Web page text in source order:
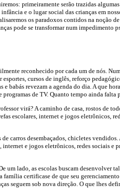
primeiramente serão trazidas
e o lugar social das crianças em
os paradoxos contidos na noção
pode se transformar num impedimento
reconhecido por cada um de nós.
cursos de inglês, reforço
babás revezam a agenda do dia. A que
de TV. Quanto tempo ainda falta
virá? A caminho de casa, rostos de
escolares, internet e jogos eletrônicos,
carros desembaçados, chicletes
e jogos eletrônicos, redes sociais e
um lado, as escolas buscam desenvolver
certifica­se de que seu
seguem sob nova direção. O que lhes